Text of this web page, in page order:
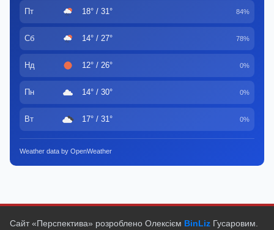
Пт 18° / 31° 84%
Сб 14° / 27° 78%
Нд 12° / 26° 0%
Пн 14° / 30° 0%
Вт 17° / 31° 0%
Weather data by OpenWeather
Сайт «Перспектива» розроблено Олексієм BinLiz Гусаровим.